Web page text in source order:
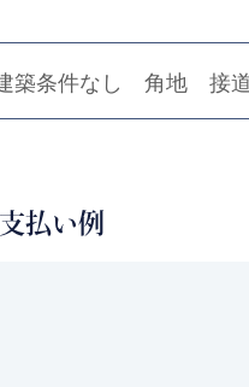
築条件なし 角地 接
払い例